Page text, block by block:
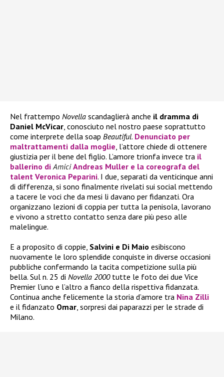
Nel frattempo Novella scandaglierà anche il dramma di
Daniel McVicar, conosciuto nel nostro paese soprattutto
come interprete della soap Beautiful. Denunciato per
maltrattamenti dalla moglie, l’attore chiede di ottenere
giustizia per il bene del figlio. L’amore trionfa invece tra il
ballerino diAmici Andreas Muller e la coreografa del
talent Veronica Peparini. I due, separati da venticinque anni
di differenza, si sono finalmente rivelati sui social mettendo
a tacere le voci che da mesi li davano per fidanzati. Ora
organizzano lezioni di coppia per tutta la penisola, lavorano
e vivono a stretto contatto senza dare più peso alle
malelingue.
E a proposito di coppie, Salvini e Di Maio esibiscono
nuovamente le loro splendide conquiste in diverse occasioni
pubbliche confermando la tacita competizione sulla più
bella. Sul n. 25 di Novella 2000tutte le foto dei due Vice
Premier l’uno e l’altro a fianco della rispettiva fidanzata.
Continua anche felicemente la storia d’amore tra Nina Zilli
e il fidanzato Omar, sorpresi dai paparazzi per le strade di
Milano.